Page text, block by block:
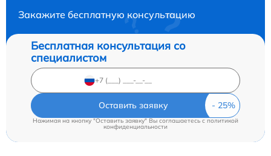
Закажите бесплатную консультацию
Бесплатная консультация со
специалистом
Оставить заявку
Нажимая на кнопку "Оставить заявку" Вы соглашаетесь cполитикой
конфиденциальности